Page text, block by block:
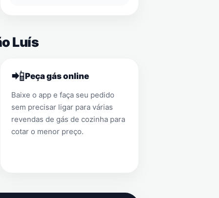
Luís
📲Peça gás online
Baixe o app e faça seu pedido
sem precisar ligar para várias
revendas de gás de cozinha para
cotar o menor preço.